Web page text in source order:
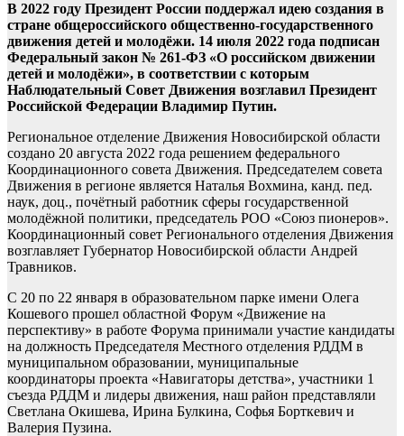
В 2022 году Президент России поддержал идею создания в
стране общероссийского общественно-государственного
движения детей и молодёжи. 14 июля 2022 года подписан
Федеральный закон № 261-ФЗ «О российском движении
детей и молодёжи», в соответствии с которым
Наблюдательный Совет Движения возглавил Президент
Российской Федерации Владимир Путин.
Региональное отделение Движения Новосибирской области
создано 20 августа 2022 года решением федерального
Координационного совета Движения. Председателем совета
Движения в регионе является Наталья Вохмина, канд. пед.
наук, доц., почётный работник сферы государственной
молодёжной политики, председатель РОО «Союз пионеров».
Координационный совет Регионального отделения Движения
возглавляет Губернатор Новосибирской области Андрей
Травников.
С 20 по 22 января в образовательном парке имени Олега
Кошевого прошел областной Форум «Движение на
перспективу» в работе Форума принимали участие кандидаты
на должность Председателя Местного отделения РДДМ в
муниципальном образовании, муниципальные
координаторы проекта «Навигаторы детства», участники 1
съезда РДДМ и лидеры движения, наш район представляли
Светлана Окишева, Ирина Булкина, Софья Борткевич и
Валерия Пузина.